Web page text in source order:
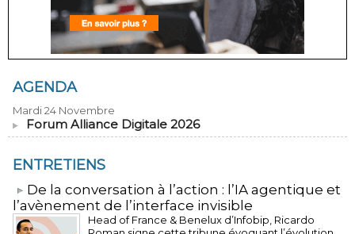
AGENDA
Mardi 24 Novembre
Forum Alliance Digitale 2026
ENTRETIENS
​De la conversation à l’action : l’IA agentique et
l’avènement de l’interface invisible
Head of France & Benelux d’Infobip, Ricardo